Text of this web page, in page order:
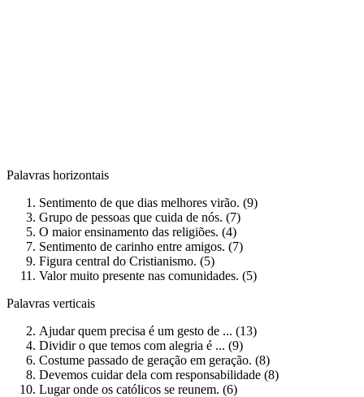
Palavras horizontais
Sentimento de que dias melhores virão. (9)
Grupo de pessoas que cuida de nós. (7)
O maior ensinamento das religiões. (4)
Sentimento de carinho entre amigos. (7)
Figura central do Cristianismo. (5)
Valor muito presente nas comunidades. (5)
Palavras verticais
Ajudar quem precisa é um gesto de ... (13)
Dividir o que temos com alegria é ... (9)
Costume passado de geração em geração. (8)
Devemos cuidar dela com responsabilidade (8)
Lugar onde os católicos se reunem. (6)